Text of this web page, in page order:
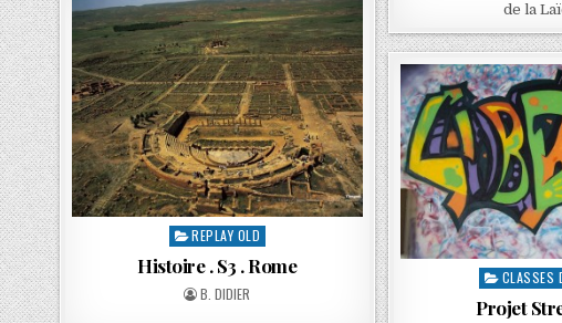
de la
REPLAY OLD
Histoire . S3 . Rome
B. DIDIER
CLASSES
Projet